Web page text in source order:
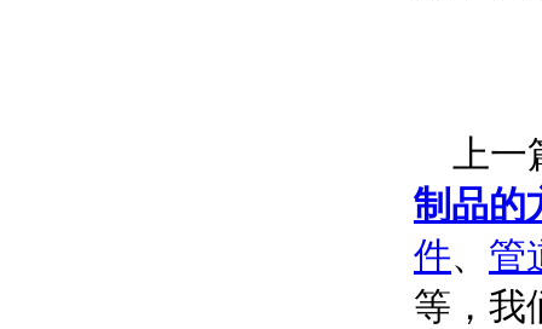
上一
制品的
件、 管
等，我